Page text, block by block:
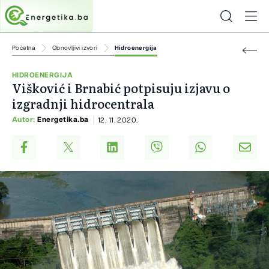
Početna Obnovljivi izvori Hidroenergija
HIDROENERGIJA
Višković i Brnabić potpisuju izjavu o
izgradnji hidrocentrala
Autor: Energetika.ba 12. 11. 2020.